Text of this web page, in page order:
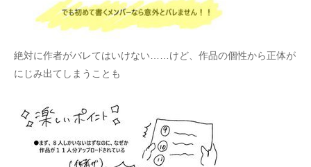
絶対に作者がバレてはいけない……けど、作品の個性から正体が
にじみ出てしまうことも